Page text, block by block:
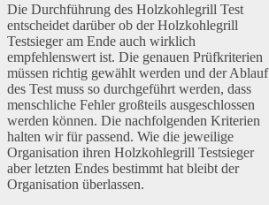
Die Durchführung des Holzkohlegrill Test
entscheidet darüber ob der Holzkohlegrill
Testsieger am Ende auch wirklich
empfehlenswert ist. Die genauen Prüfkriterien
müssen richtig gewählt werden und der Ablauf
des Test muss so durchgeführt werden, dass
menschliche Fehler großteils ausgeschlossen
werden können. Die nachfolgenden Kriterien
halten wir für passend. Wie die jeweilige
Organisation ihren Holzkohlegrill Testsieger
aber letzten Endes bestimmt hat bleibt der
Organisation überlassen.